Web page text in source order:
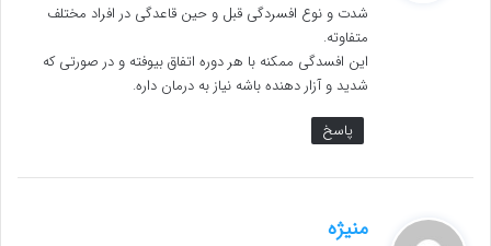
:
شدت و نوع افسردگی قبل و حین قاعدگی در افراد مختلف
متفاوته.
این افسدگی ممکنه با هر دوره اتفاق بیوفته و در صورتی که
شدید و آزار دهنده باشه نیاز به درمان داره.
پاسخ
منیژه